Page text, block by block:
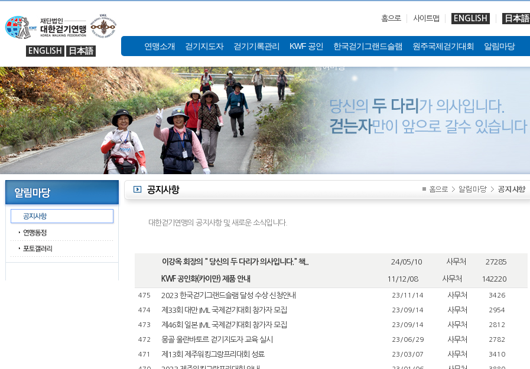
ENGLISH 日本語
홈으로 사이트맵 ENGLISH 日本語
연맹소개 걷기지도자 걷기기록관리 KWF 공인 한국걷기그랜드슬램 원주국제걷기대회 알림마당
참여마당
대한걷기연맹의 공지사항 및 새로운 소식입니다.
이강옥 회장의 " 당신의 두 다리가 의사입니다." 책... 24/05/10 사무처 27285
KWF 공인화(카이만) 제품 안내 11/12/08 사무처 142220
475 2023 한국걷기그랜드슬램 달성 수상 신청안내 23/11/14 사무처 3426
474 제33회 대만 IML 국제걷기대회 참가자 모집 23/09/14 사무처 2954
473 제46회 일본 IML 국제걷기대회 참가자 모집 23/09/14 사무처 2812
472 몽골 울란바토르 걷기지도자 교육 실시 23/06/29 사무처 2782
471 제13회 제주워킹그랑프리대회 성료 23/03/07 사무처 3410